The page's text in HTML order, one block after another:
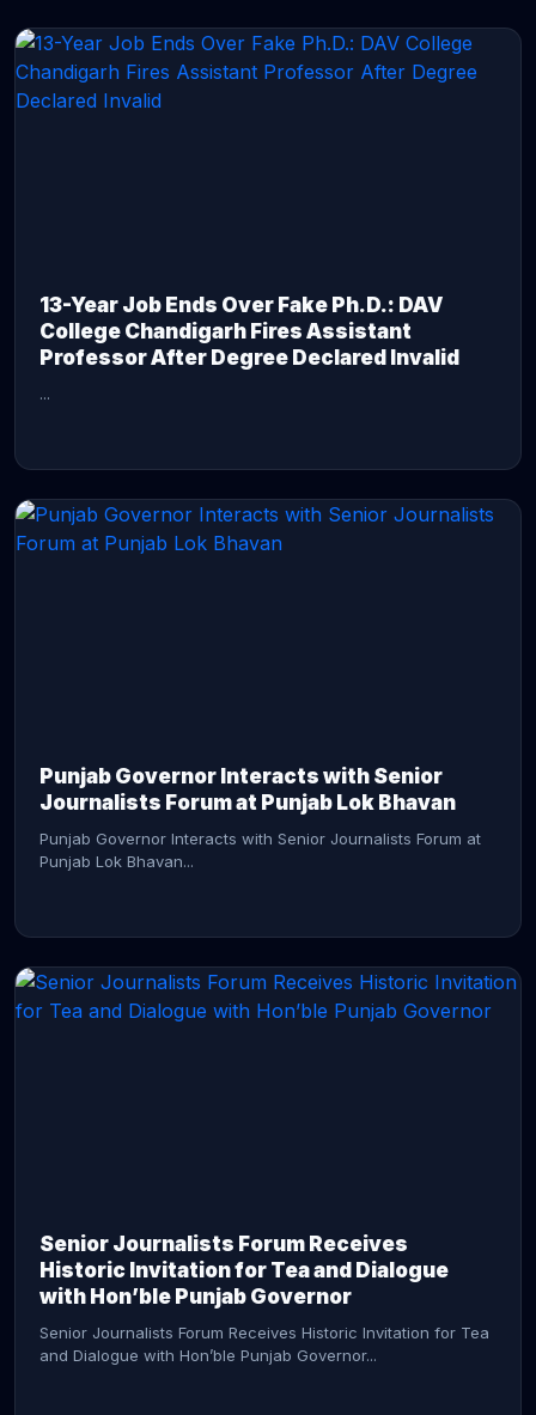
13-Year Job Ends Over Fake Ph.D.: DAV
College Chandigarh Fires Assistant
Professor After Degree Declared Invalid
...
Punjab Governor Interacts with Senior
Journalists Forum at Punjab Lok Bhavan
Punjab Governor Interacts with Senior Journalists Forum at
Punjab Lok Bhavan...
Senior Journalists Forum Receives
Historic Invitation for Tea and Dialogue
with Hon’ble Punjab Governor
Senior Journalists Forum Receives Historic Invitation for Tea
and Dialogue with Hon’ble Punjab Governor...